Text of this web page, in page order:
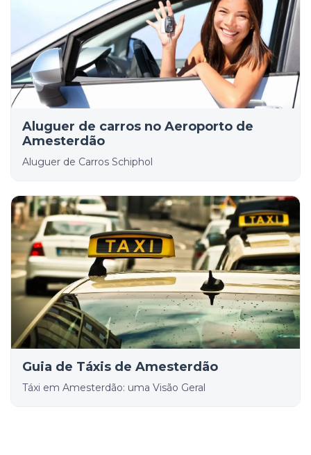
Aluguer de carros no Aeroporto de
Amesterdão
Aluguer de Carros Schiphol
Guia de Táxis de Amesterdão
Táxi em Amesterdão: uma Visão Geral